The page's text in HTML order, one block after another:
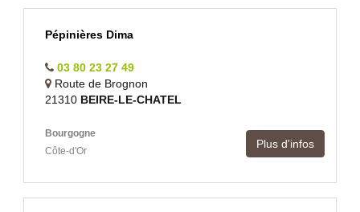
Pépinières Dima
03 80 23 27 49
Route de Brognon
21310 BEIRE-LE-CHATEL
Bourgogne
Côte-d'Or
Plus d'infos